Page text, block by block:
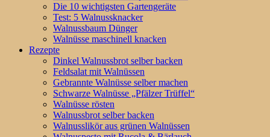
Die 10 wichtigsten Gartengeräte
Test: 5 Walnussknacker
Walnussbaum Dünger
Walnüsse maschinell knacken
Rezepte
Dinkel Walnussbrot selber backen
Feldsalat mit Walnüssen
Gebrannte Walnüsse selber machen
Schwarze Walnüsse „Pfälzer Trüffel“
Walnüsse rösten
Walnussbrot selber backen
Walnusslikör aus grünen Walnüssen